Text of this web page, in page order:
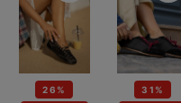
26%
31%